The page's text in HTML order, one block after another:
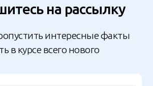
на рассылку
интересные факты
в курсе всего нового